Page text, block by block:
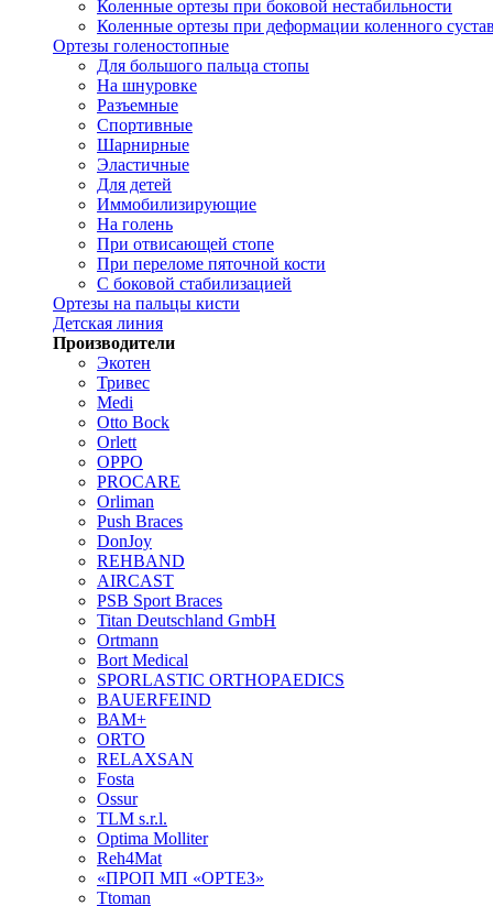
Коленные ортезы при боковой нестабильности
Коленные ортезы при деформации коленного
Ортезы голеностопные
Для большого пальца стопы
На шнуровке
Разъемные
Спортивные
Шарнирные
Эластичные
Для детей
Иммобилизирующие
На голень
При отвисающей стопе
При переломе пяточной кости
С боковой стабилизацией
Ортезы на пальцы кисти
Детская линия
Производители
Экотен
Тривес
Medi
Otto Bock
Orlett
OPPO
PROCARE
Orliman
Push Braces
DonJoy
REHBAND
AIRCAST
PSB Sport Braces
Titan Deutschland GmbH
Ortmann
Bort Medical
SPORLASTIC ORTHOPAEDICS
BAUERFEIND
ВАМ+
ORTO
RELAXSAN
Fosta
Ossur
TLM s.r.l.
Optima Molliter
Reh4Mat
«ПРОП МП «ОРТЕЗ»
Ttoman